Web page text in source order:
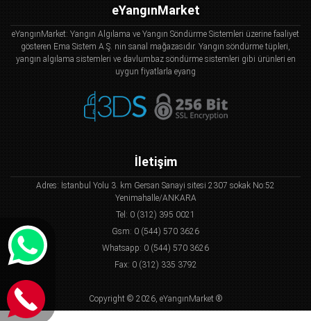
eYangınMarket
eYangınMarket: Yangın Algılama ve Yangın Söndürme Sistemleri üzerine faaliyet
gösteren Ema Sistem A.Ş. nin sanal mağazasıdır. Yangın söndürme tüpleri,
yangın algılama sistemleri ve davlumbaz söndürme sistemleri gibi ürünleri en
uygun fiyatlarla eyang
İletişim
Adres: İstanbul Yolu 3. km Gersan Sanayi sitesi 2307 sokak No:52
Yenimahalle/ANKARA
Tel: 0 (312) 395 0021
Gsm: 0 (544) 570 3626
Whatsapp: 0 (544) 570 3626
Fax: 0 (312) 335 3792
Copyright © 2026, eYangınMarket ®